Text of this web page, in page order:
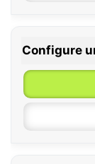
Configure